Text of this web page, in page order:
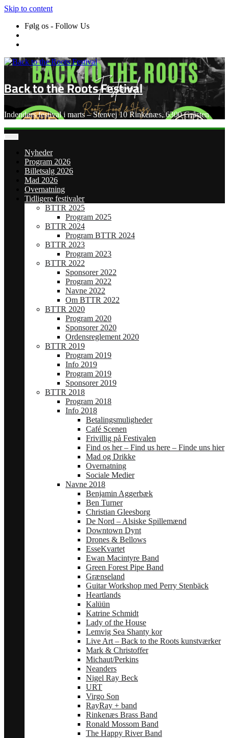
Skip to content
Følg os - Follow Us
Back to the Roots Festival
Indendørs festival i marts – Stenvej 10 Rinkenæs, 6300 Gråsten
Nyheder
Program 2026
Billetsalg 2026
Mad 2026
Overnatning
Tidligere festivaler
BTTR 2025
Program 2025
BTTR 2024
Program BTTR 2024
BTTR 2023
Program 2023
BTTR 2022
Sponsorer 2022
Program 2022
Navne 2022
Om BTTR 2022
BTTR 2020
Program 2020
Sponsorer 2020
Ordensreglement 2020
BTTR 2019
Program 2019
Info 2019
Program 2019
Sponsorer 2019
BTTR 2018
Program 2018
Info 2018
Betalingsmuligheder
Café Scenen
Frivillig på Festivalen
Find os her – Find us here – Finde uns hier
Mad og Drikke
Overnatning
Sociale Medier
Navne 2018
Benjamin Aggerbæk
Ben Turner
Christian Gleesborg
De Nord – Alsiske Spillemænd
Downtown Dynt
Drones & Bellows
EsseKvartet
Ewan Macintyre Band
Green Forest Pipe Band
Grænseland
Guitar Workshop med Perry Stenbäck
Heartlands
Kalüün
Katrine Schmidt
Lady of the House
Lemvig Sea Shanty kor
Live Art – Back to the Roots kunstværker
Mark & Christoffer
Michaut/Perkins
Neanders
Nigel Ray Beck
URT
Virgo Son
RayRay + band
Rinkenæs Brass Band
Ronald Mossom Band
The Happy River Band